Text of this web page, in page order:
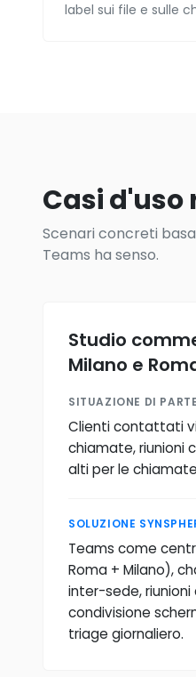
label sui file e sulle
Casi d'uso
Scenari concreti
Teams ha senso.
Studio
Milano e
SITUAZIONE DI
Clienti contattati
chiamate, riunioni
alti per le
SOLUZIONE
Teams come
Roma + Milano),
inter-sede,
condivisione
triage giornaliero.